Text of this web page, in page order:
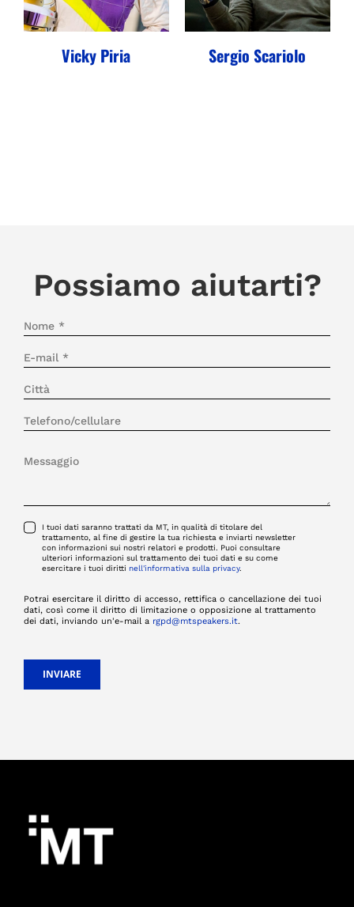
Vicky Piria Sergio Scariolo
Possiamo aiutarti?
I tuoi dati saranno trattati da MT, in qualità di titolare del
trattamento, al fine di gestire la tua richiesta e inviarti newsletter
con informazioni sui nostri relatori e prodotti. Puoi consultare
ulteriori informazioni sul trattamento dei tuoi dati e su come
esercitare i tuoi diritti nell'informativa sulla privacy.
Potrai esercitare il diritto di accesso, rettifica o cancellazione dei tuoi
dati, così come il diritto di limitazione o opposizione al trattamento
dei dati, inviando un'e-mail a rgpd@mtspeakers.it.
INVIARE